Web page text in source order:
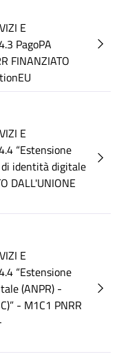
E
PagoPA
FINANZIATO
E
“Estensione
identità digitale
DALL'UNIONE
E
“Estensione
(ANPR) -
- M1C1 PNRR